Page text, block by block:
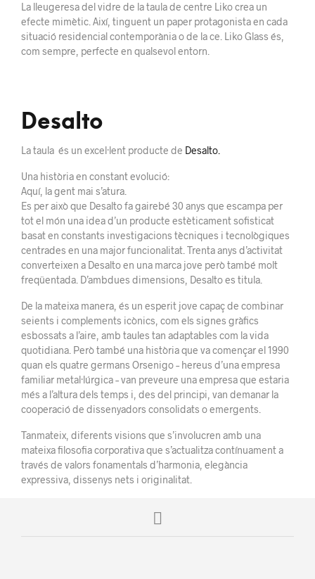
La lleugeresa del vidre de la taula de centre Liko crea un
efecte mimètic. Així, tinguent un paper protagonista en cada
situació residencial contemporània o de la ce. Liko Glass és,
com sempre, perfecte en qualsevol entorn.
Desalto
La taula és un excel·lent producte de Desalto.
Una història en constant evolució:
Aquí, la gent mai s’atura.
Es per això que Desalto fa gairebé 30 anys que escampa per
tot el món una idea d’un producte estèticament sofisticat
basat en constants investigacions tècniques i tecnològiques
centrades en una major funcionalitat. Trenta anys d’activitat
converteixen a Desalto en una marca jove però també molt
freqüentada. D’ambdues dimensions, Desalto es titula.
De la mateixa manera, és un esperit jove capaç de combinar
seients i complements icònics, com els signes gràfics
esbossats a l’aire, amb taules tan adaptables com la vida
quotidiana. Però també una història que va començar el 1990
quan els quatre germans Orsenigo – hereus d’una empresa
familiar metal·lúrgica – van preveure una empresa que estaria
més a l’altura dels temps i, des del principi, van demanar la
cooperació de dissenyadors consolidats o emergents.
Tanmateix, diferents visions que s’involucren amb una
mateixa filosofia corporativa que s’actualitza contínuament a
través de valors fonamentals d’harmonia, elegància
expressiva, dissenys nets i originalitat.